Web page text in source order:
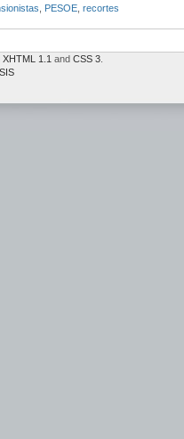
PESOE recortes
XHTML 1.1 and CSS 3